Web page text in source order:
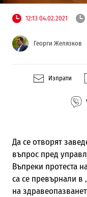
12:13 04.02.2021
Георги Желязков
Изпрати
Да се отворят
въпрос пред
Въпреки протеста
са се превърнали в
на